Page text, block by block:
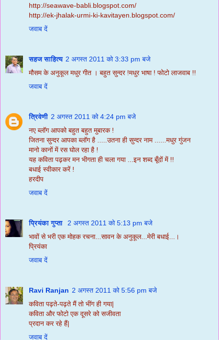
http://seawave-babli.blogspot.com/
http://ek-jhalak-urmi-ki-kavitayen.blogspot.com/
जवाब दें
सहज साहित्य 2 अगस्त 2011 को 3:33 pm बजे
मौसम के अनुकूल मधुर गीत । बहुत सुन्दर !मधुर भाषा ! फोटो लाजवाब !!
जवाब दें
त्रिवेणी 2 अगस्त 2011 को 4:24 pm बजे
नए ब्लॉग आपको बहुत बहुत मुबारक !
जितना सुन्दर आपका ब्लॉग है .....उतना ही सुन्दर नाम ......मधुर गुंजन
मानो कानों में रस घोल रहा है !
यह कविता पढ़कर मन भीगता ही चला गया ...इन शब्द बूँदों में !!
बधाई स्वीकार करें !
हरदीप
जवाब दें
प्रियंका गुप्ता
2 अगस्त 2011 को 5:13 pm बजे
भावों से भरी एक मोहक रचना...सावन के अनुकूल...मेरी बधाई...।
प्रियंका
जवाब दें
Ravi Ranjan 2 अगस्त 2011 को 5:56 pm बजे
कविता पढ़ते-पढ़ते मैं तो भींग ही गया|
कविता और फोटो एक दूसरे को सजीवता
प्रदान कर रहे हैं|
जवाब दें